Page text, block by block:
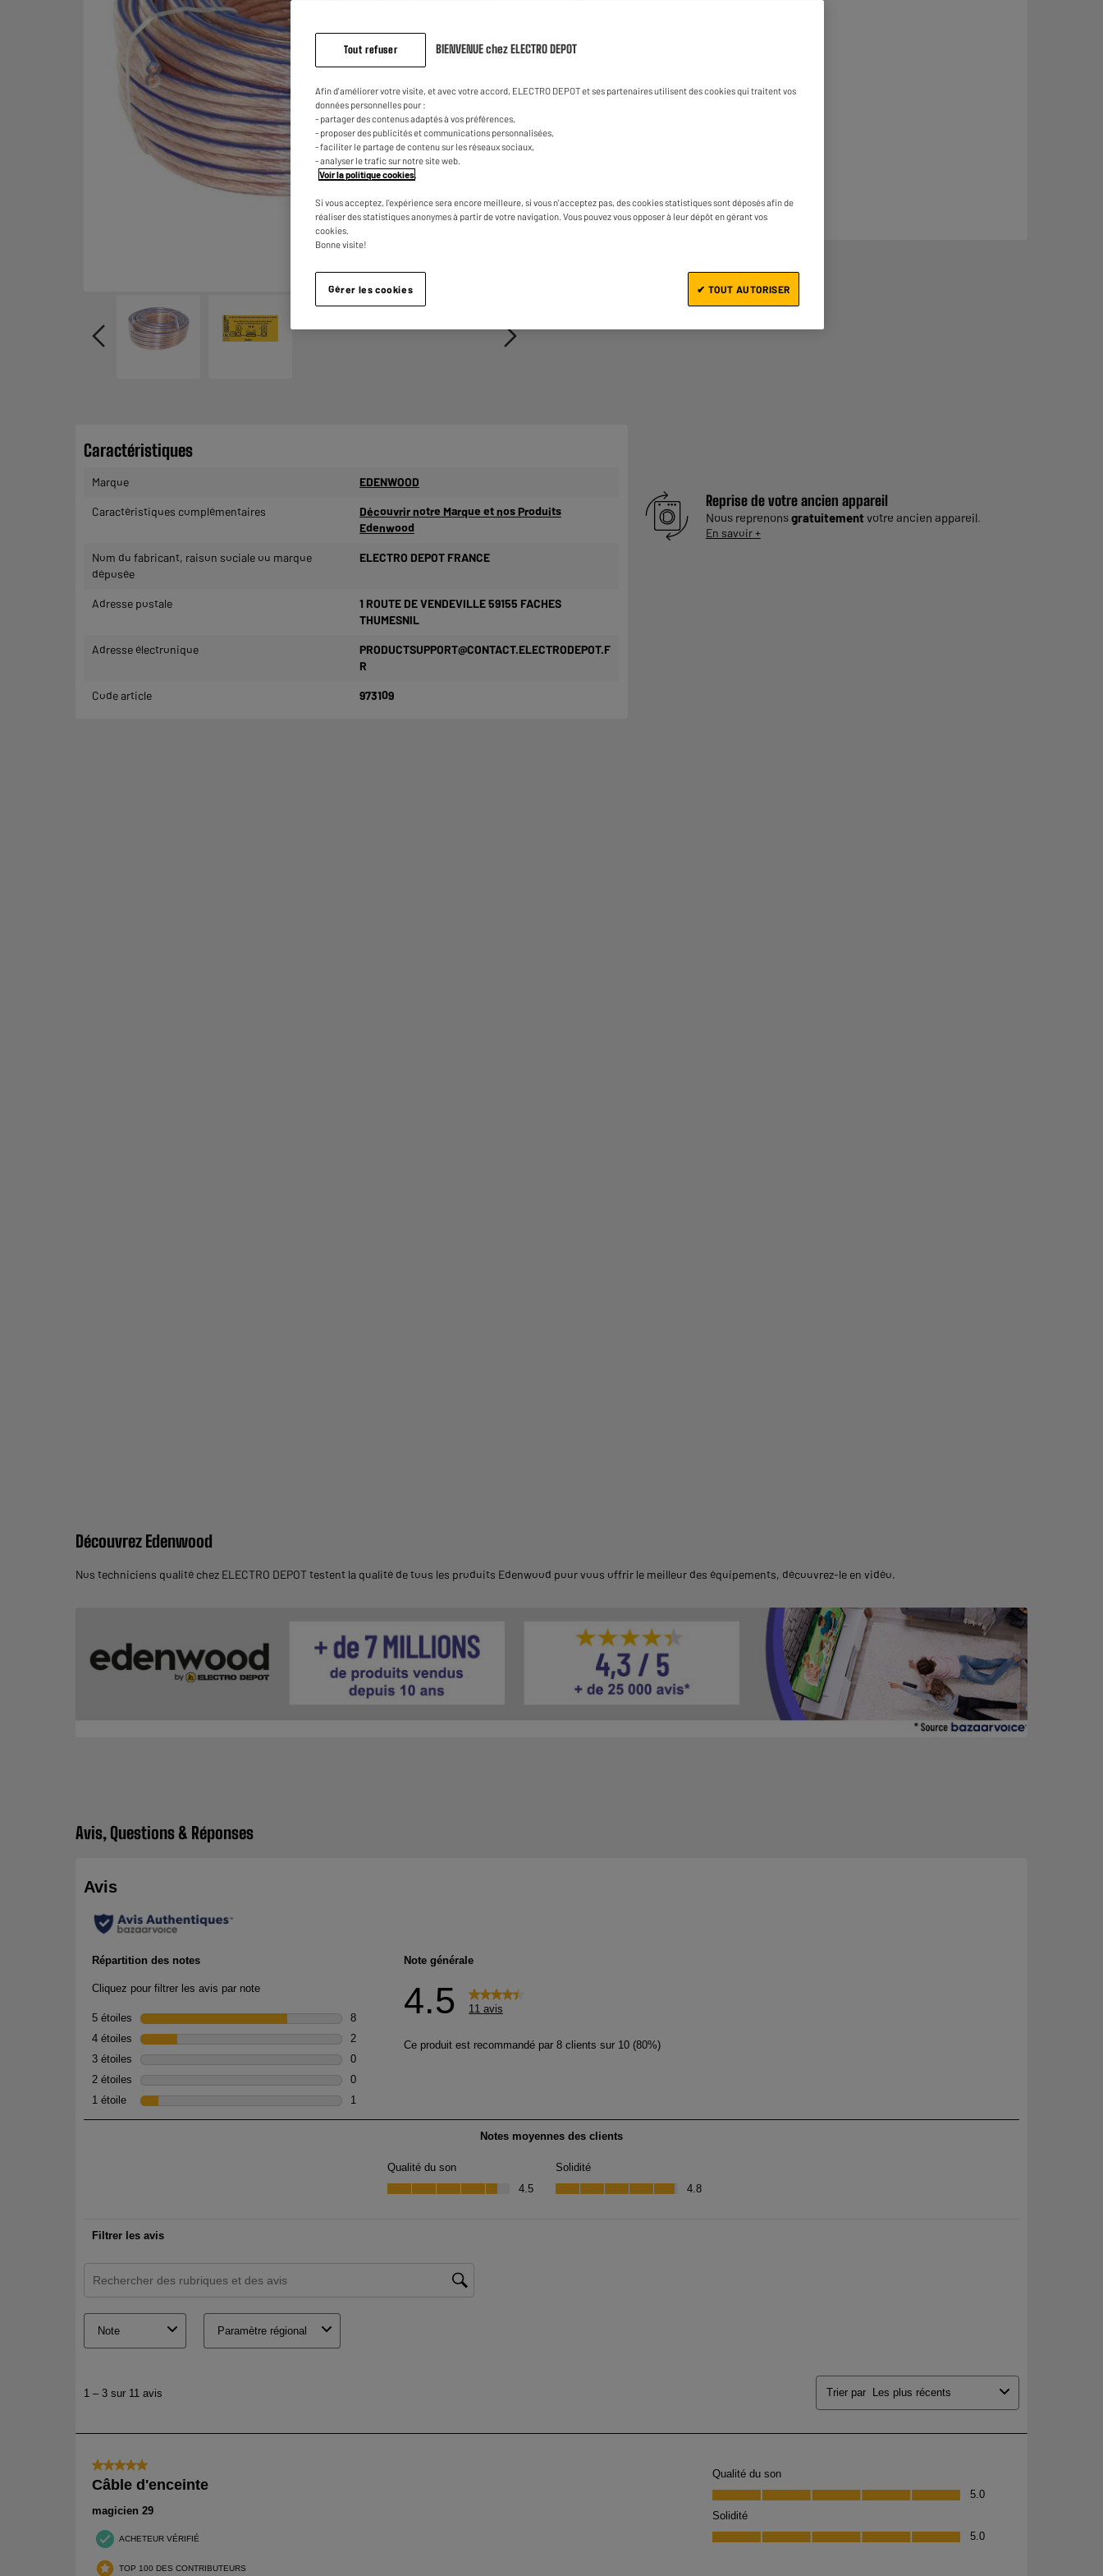
sur
Reprise de votre ancien appareil
Nous reprenonsgratuitement votre ancien appareil.
En savoir +
Caractéristiques
Marque EDENWOOD
Caractéristiques complémentaires
Découvrir notre Marque et nos Produits
Edenwood
Nom du fabricant, raison sociale ou marque
déposée
ELECTRO DEPOT FRANCE
Adresse postale
1 ROUTE DE VENDEVILLE 59155 FACHES
THUMESNIL
Adresse électronique
PRODUCTSUPPORT@CONTACT.ELECTRODEPOT.F
R
Code article 973109
Découvrez Edenwood
Nos techniciens qualité chez ELECTRO DEPOT testent la qualité de tous les produits Edenwood pour vous offrir le meilleur des équipements, découvrez-le en vidéo.
Avis, Questions & Réponses
Tout refuser BIENVENUE chez ELECTRO DEPOT
Afin d'améliorer votre visite, et avec votre accord, ELECTRO DEPOT et ses partenaires utilisent des cookies qui traitent vos
données personnelles pour :
- partager des contenus adaptés à vos préférences,
- proposer des publicités et communications personnalisées,
- faciliter le partage de contenu sur les réseaux sociaux,
- analyser le trafic sur notre site web.
Voir la politique cookies
Si vous acceptez, l'expérience sera encore meilleure, si vous n'acceptez pas, des cookies statistiques sont déposés afin de
réaliser des statistiques anonymes à partir de votre navigation. Vous pouvez vous opposer à leur dépôt en gérant vos
cookies.
Bonne visite!
Gérer les cookies ✔ TOUT AUTORISER